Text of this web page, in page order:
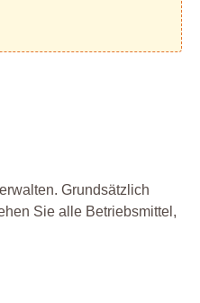
Grundsätzlich
Sie alle Betriebsmittel,